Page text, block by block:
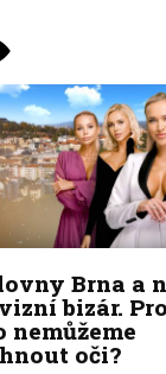
Brna a
bizár.
nemůžeme
oči?